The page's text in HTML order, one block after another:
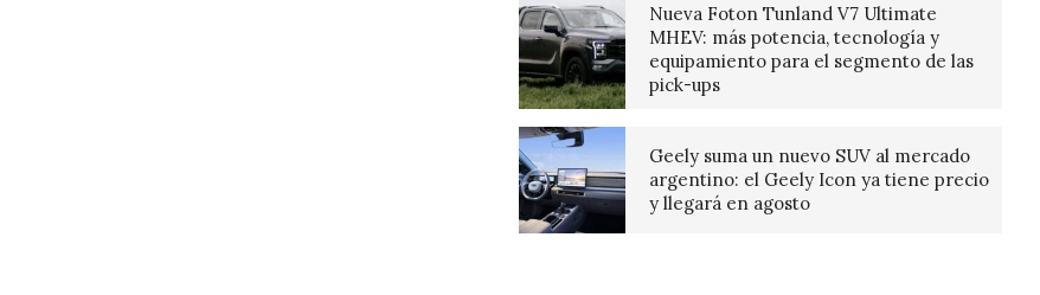
Nueva Foton Tunland V7 Ultimate
MHEV: más potencia, tecnología y
equipamiento para el segmento de las
pick-ups
Geely suma un nuevo SUV al mercado
argentino: el Geely Icon ya tiene precio
y llegará en agosto